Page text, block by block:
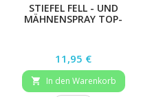
STIEFEL FELL - UND
MÄHNENSPRAY TOP-
Preis
11,95 €
 In den Warenkorb